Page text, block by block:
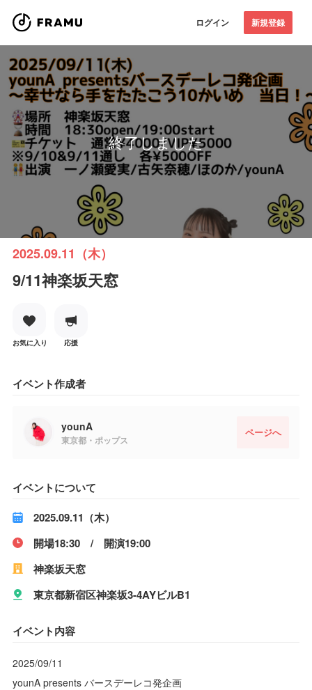
ログイン 新規登録
終了しました
2025.09.11（木）
9/11神楽坂天窓
お気に入り 応援
イベント作成者
younA
東京都・ポップス
ページへ
イベントについて
2025.09.11（木）
開場18:30 / 開演19:00
神楽坂天窓
東京都新宿区神楽坂3-4AYビルB1
イベント内容
2025/09/11
younA presents バースデーレコ発企画